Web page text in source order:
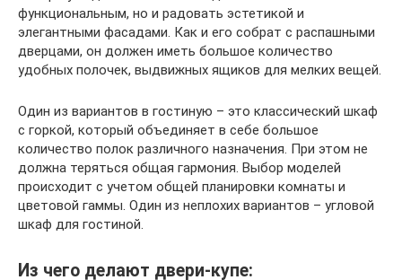
функциональным, но и радовать эстетикой и
элегантными фасадами. Как и его собрат с распашными
дверцами, он должен иметь большое количество
удобных полочек, выдвижных ящиков для мелких вещей.
Один из вариантов в гостиную – это классический шкаф
с горкой, который объединяет в себе большое
количество полок различного назначения. При этом не
должна теряться общая гармония. Выбор моделей
происходит с учетом общей планировки комнаты и
цветовой гаммы. Один из неплохих вариантов – угловой
шкаф для гостиной.
Из чего делают двери-купе: